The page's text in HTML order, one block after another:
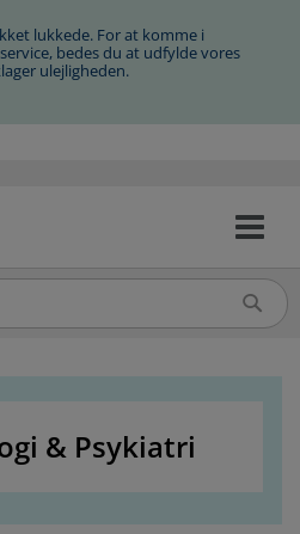
lukkede. For at komme i
bedes du at udfylde vores
ulejligheden.
Slå
& Psykiatri